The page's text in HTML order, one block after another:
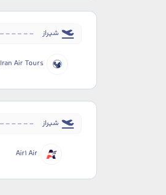
شیراز
Iran Air Tours
شیراز
Air1 Air